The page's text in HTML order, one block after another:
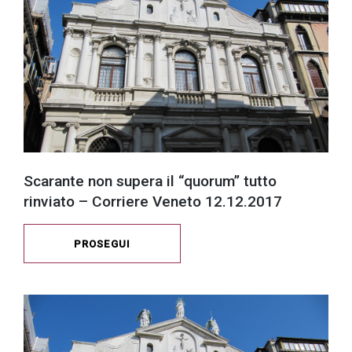
Scarante non supera il “quorum” tutto
rinviato – Corriere Veneto 12.12.2017
PROSEGUI